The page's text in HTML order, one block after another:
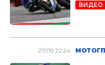
ВИДЕО
27/09 22:24 МОТОГП